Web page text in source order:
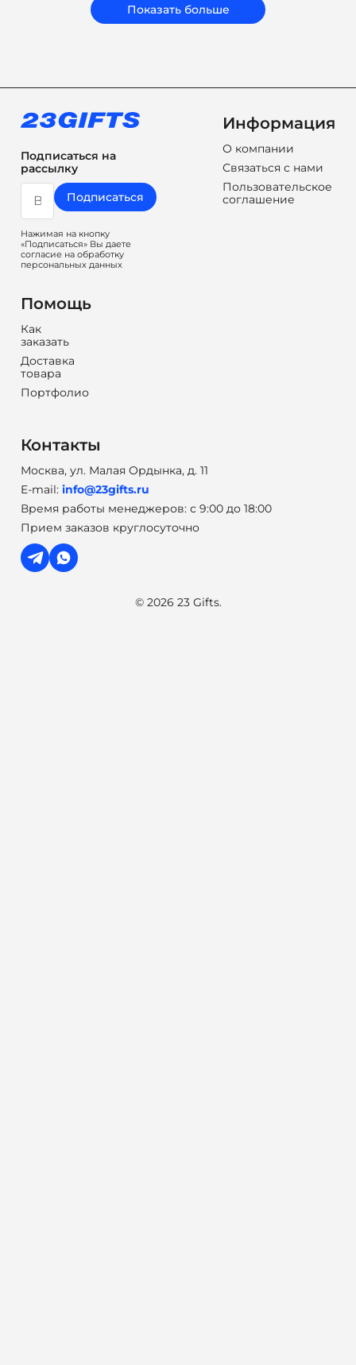
Показать больше
Подписаться на
рассылку
Подписаться
Нажимая на кнопку
«Подписаться» Вы даете
согласие на обработку
персональных данных
Информация
О компании
Связаться с нами
Пользовательское
соглашение
Помощь
Как
заказать
Доставка
товара
Портфолио
Контакты
Москва, ул. Малая Ордынка, д. 11
E-mail: info@23gifts.ru
Время работы менеджеров: с 9:00 до 18:00
Прием заказов круглосуточно
© 2026 23 Gifts.